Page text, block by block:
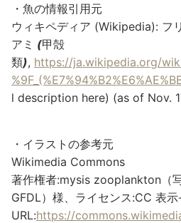
・魚の情報引用元
ウィキペディア (Wikipedia): フ
アミ (甲殻
類), https://ja.wikipedia.org/
l description here) (as of Nov.
・イラストの参考元
Wikimedia Commons
著作権者:mysis zooplankton（
GFDL）様、ライセンス:CC 表
URL:https://